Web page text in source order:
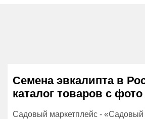
Семена эвкалипта в
каталог товаров с
Садовый маркетплейс - «Садовый